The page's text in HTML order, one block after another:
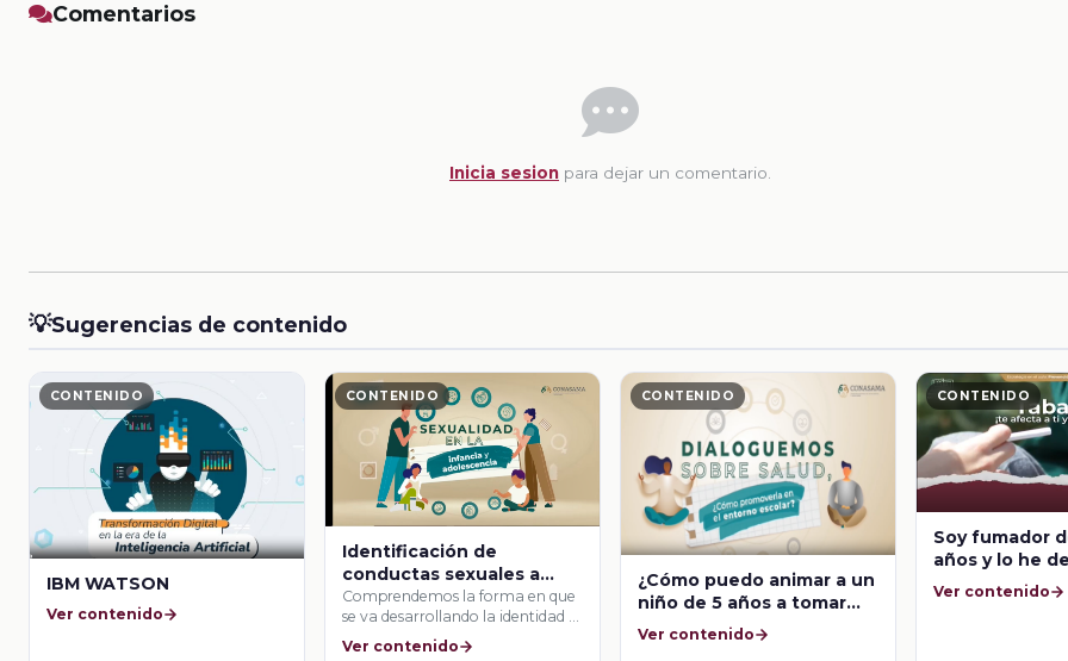
Comentarios
Inicia sesion para dejar un comentario.
💡Sugerencias de contenido
CONTENIDO
IBM WATSON
Ver contenido
CONTENIDO
Identificación de
conductas sexuales a
partir de los 7 años
Comprendemos la forma en que
se va desarrollando la identidad e
identificación …
Ver contenido
CONTENIDO
¿Cómo puedo animar a un
niño de 5 años a tomar
agua?
Ver contenido
CONTENIDO
Soy fumador
años y lo he
veces por
Ver contenido